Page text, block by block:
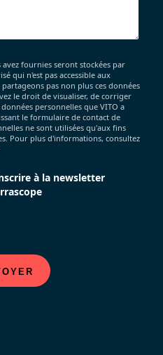
fournies seront stockées par
qui n'est pas accessible aux
pas non plus ces données
le droit de visualiser, de corriger
personnelles que VITO a
le formulaire de contact de
ne sont utilisées qu'aux fins
Pour plus d'informations, consultez
à la newsletter